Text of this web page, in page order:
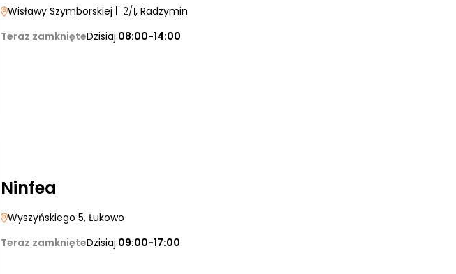
Wisławy Szymborskiej | 12/1, Radzymin
Teraz zamknięteDzisiaj:08:00-14:00
Ninfea
Wyszyńskiego 5, Łukowo
Teraz zamknięteDzisiaj:09:00-17:00